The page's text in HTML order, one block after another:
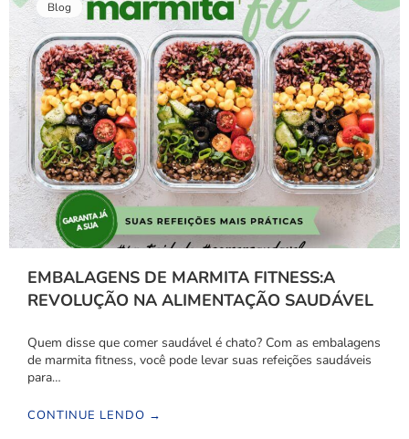
Blog
EMBALAGENS DE MARMITA FITNESS:A
REVOLUÇÃO NA ALIMENTAÇÃO SAUDÁVEL
Quem disse que comer saudável é chato? Com as embalagens
de marmita fitness, você pode levar suas refeições saudáveis
para…
CONTINUE LENDO →